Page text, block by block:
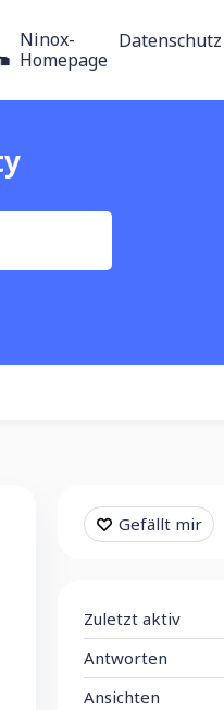
Ninox-
Homepage
Datenschutz
Content aside
Gefällt mir
Zuletzt aktiv
Antworten
Ansichten